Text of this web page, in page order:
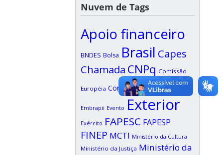
Nuvem de Tags
Apoio financeiro
BNDES Bolsa Brasil Capes
Chamada CNPq Comissão
Européia Confap Edital EDUFI
Embrapii Evento Exterior
Exército FAPESC FAPESP
FINEP MCTI Ministério da Cultura
Ministério da Justiça Ministério da